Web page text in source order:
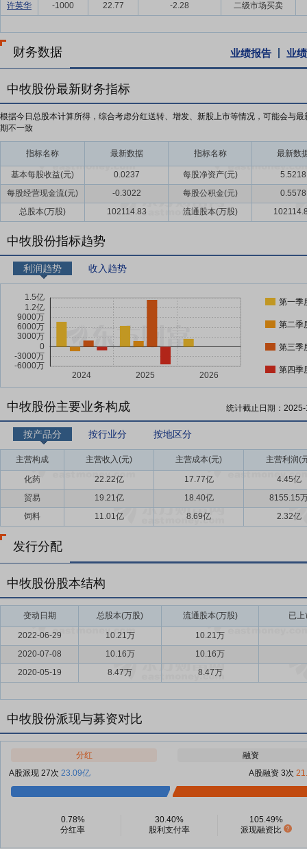
许英华
-1000 22.77 -2.28 二级市场买卖
财务数据 业绩报告 业
中牧股份最新财务指标
根据今日总股本计算所得，综合考虑分红送转、增发、新股上市等情况，可能会与最
期不一致
指标名称 最新数据 指标名称 最新数
基本每股收益(元) 0.0237 每股净资产(元)
5.5218
每股经营现金流(元)
-0.3022 每股公积金(元)
0.5578
总股本(万股)
102114.83 流通股本(万股)
中牧股份指标趋势
利润趋势 收入趋势
第一季
第二季
第三季
第四季
中牧股份主要业务构成 统计截止日期：
按产品分 按行业分 按地区分
主营构成 主营收入(元) 主营成本(元) 主营利润(
化药 22.22亿 17.77亿
4.45亿
贸易
19.21亿 18.40亿
8155.15
饲料
11.01亿 8.69亿 2.32亿
发行分配
中牧股份股本结构
变动日期 总股本(万股) 流通股本(万股) 已
2022-06-29 10.21万
10.21万
2020-07-08
10.16万
10.16万
2020-05-19
8.47万 8.47万
中牧股份派现与募资对比
分红
融资
A股派现 27次 23.09亿 A股融资 3次
0.78%
分红率
30.40%
股利支付率
105.49%
派现融资比